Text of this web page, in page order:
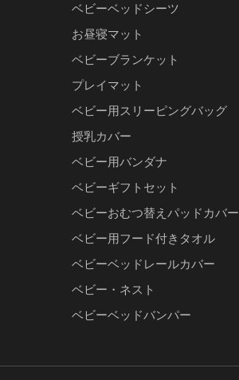
ベビーベッドシーツ
お昼寝マット
ベビーブランケット
プレイマット
ベビー用スリーピングバッグ
授乳カバー
ベビー用バンダナ
ベビーギフトセット
ベビーおむつ替えパッドカバー
ベビー用フード付きタオル
ベビーベッドレールカバー
ベビー・ネスト
ベビーベッドバンパー